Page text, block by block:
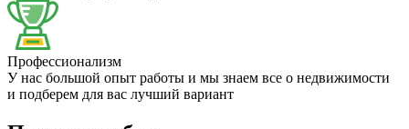
Профессионализм
У нас большой опыт работы и мы знаем все о недвижимости
и подберем для вас лучший вариант